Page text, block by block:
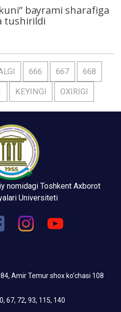
bayrami sharafiga
tushirildi
666 667 668
KEYINGI OXIRIGI
nomidagi Toshkent Axborot
Universiteti
Amir Temur shox ko‘chasi 108
67, 72, 93, 115, 140